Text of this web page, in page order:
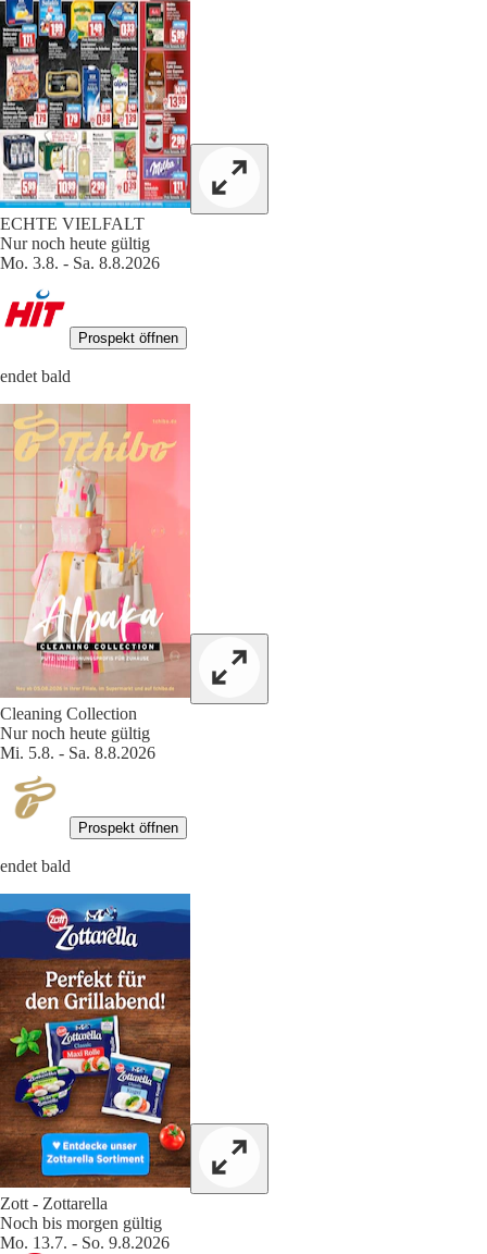
ECHTE VIELFALT
Nur noch heute gültig
Mo. 3.8. - Sa. 8.8.2026
Prospekt öffnen
endet bald
Cleaning Collection
Nur noch heute gültig
Mi. 5.8. - Sa. 8.8.2026
Prospekt öffnen
endet bald
Zott - Zottarella
Noch bis morgen gültig
Mo. 13.7. - So. 9.8.2026